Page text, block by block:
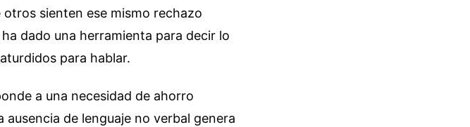
sienten ese mismo rechazo
dado una herramienta para decir lo
para hablar.
a una necesidad de ahorro
de lenguaje no verbal genera